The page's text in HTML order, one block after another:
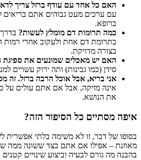
האם כל אחד עם עודף ברזל צריך
עם ערכים מעט גבוהים אתם בריאים
ברופא.
כמה תרומות דם מומלץ לעשות?
בתרומת דם אחת ולעקוב אחרי רמות
בצורה מדויקת.
האם יש מאכלים שמונעים את ספיגת
סידן (כמו גבינות) ותה ירוק עשויים
אני בריא, אבל אוכל הרבה ברזל. זה
אינה מזיקה, אבל אם אתם עולים על
את הנושא.
איפה מסתיים כל הסיפור הזה?
בסופו של דבר, זו לא משימה בלתי אפשרית
מאוזנת – אפילו אם אתם בצד ששונה ממה
בהבנה מה גורם לבעיה וביצוע שינויים